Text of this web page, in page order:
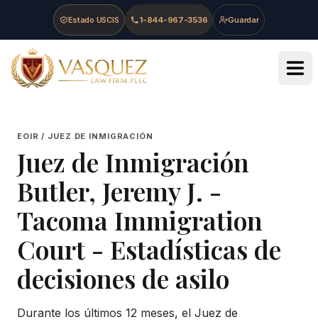
Skip to main content
Skip to navigation
Skip to footer
Estado USCIS 1-844-967-3536 Guardar
Vasquez Law Firm - Home
EOIR / JUEZ DE INMIGRACIÓN
Juez de Inmigración
Butler, Jeremy J. -
Tacoma Immigration
Court - Estadísticas de
decisiones de asilo
Durante los últimos 12 meses, el Juez de